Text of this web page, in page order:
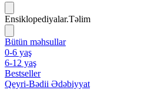
Ensiklopediyalar.Təlim
Bütün məhsullar
0-6 yaş
6-12 yaş
Bestseller
Qeyri-Bədii Ədəbiyyat